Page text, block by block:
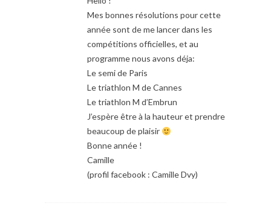
Mes bonnes résolutions pour cette
année sont de me lancer dans les
compétitions officielles, et au
programme nous avons déja:
Le semi de Paris
Le triathlon M de Cannes
Le triathlon M d’Embrun
J’espère être à la hauteur et prendre
beaucoup de plaisir
Bonne année !
Camille
(profil facebook : Camille Dvy)